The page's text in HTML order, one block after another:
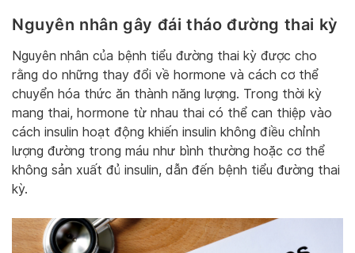
Nguyên nhân gây đái tháo đường thai kỳ
Nguyên nhân của bệnh tiểu đường thai kỳ được cho
rằng do những thay đổi về hormone và cách cơ thể
chuyển hóa thức ăn thành năng lượng. Trong thời kỳ
mang thai, hormone từ nhau thai có thể can thiệp vào
cách insulin hoạt động khiến insulin không điều chỉnh
lượng đường trong máu như bình thường hoặc cơ thể
không sản xuất đủ insulin, dẫn đến bệnh tiểu đường thai
kỳ.